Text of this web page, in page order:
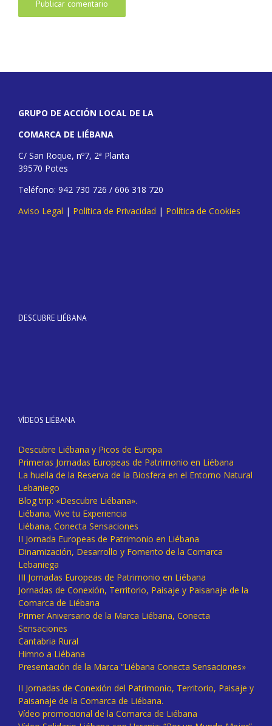
GRUPO DE ACCIÓN LOCAL DE LA
COMARCA DE LIÉBANA
C/ San Roque, nº7, 2ª Planta
39570 Potes
Teléfono: 942 730 726 / 606 318 720
Aviso Legal | Política de Privacidad | Política de Cookies
DESCUBRE LIÉBANA
VÍDEOS LIÉBANA
Descubre Liébana y Picos de Europa
Primeras Jornadas Europeas de Patrimonio en Liébana
La huella de la Reserva de la Biosfera en el Entorno Natural
Lebaniego
Blog trip: «Descubre Liébana».
Liébana, Vive tu Experiencia
Liébana, Conecta Sensaciones
II Jornada Europeas de Patrimonio en Liébana
Dinamización, Desarrollo y Fomento de la Comarca
Lebaniega
III Jornadas Europeas de Patrimonio en Liébana
Jornadas de Conexión, Territorio, Paisaje y Paisanaje de la
Comarca de Liébana
Primer Aniversario de la Marca Liébana, Conecta
Sensaciones
Cantabria Rural
Himno a Liébana
Presentación de la Marca “Liébana Conecta Sensaciones»
II Jornadas de Conexión del Patrimonio, Territorio, Paisaje y
Paisanaje de la Comarca de Liébana.
Vídeo promocional de la Comarca de Liébana